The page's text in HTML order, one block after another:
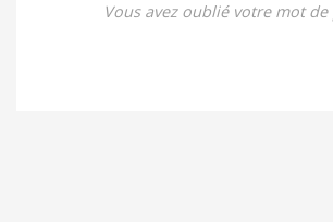
Vous avez oublié votre mot de